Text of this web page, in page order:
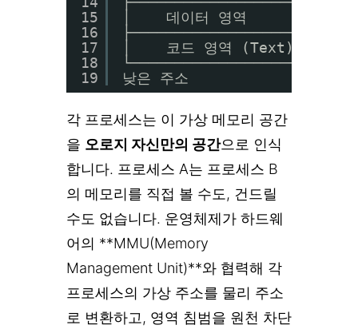
15
16
17
18
19
│    데이터 영역       │ ←
├─────────────────────┤
│    코드 영역 (Text) │ ← 실
└─────────────────────┘
낮은 주소
각 프로세스는 이 가상 메모리 공간
을 오로지 자신만의 공간으로 인식
합니다. 프로세스 A는 프로세스 B
의 메모리를 직접 볼 수도, 건드릴
수도 없습니다. 운영체제가 하드웨
어의 **MMU(Memory
Management Unit)**와 협력해 각
프로세스의 가상 주소를 물리 주소
로 변환하고, 영역 침범을 원천 차단